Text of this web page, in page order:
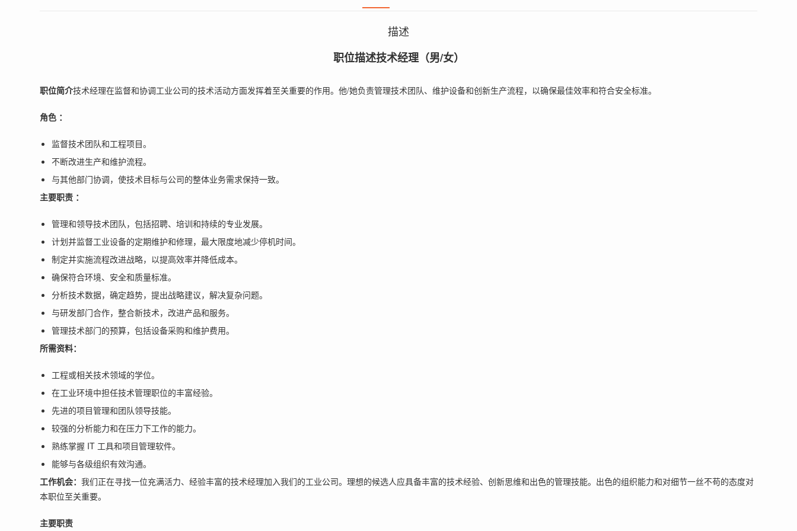
描述
职位描述技术经理（男/女）
职位简介技术经理在监督和协调工业公司的技术活动方面发挥着至关重要的作用。他/她负责管理技术团队、维护设备和创新生产流程，以确保最佳效率和符合安全标准。
角色 ：
监督技术团队和工程项目。
不断改进生产和维护流程。
与其他部门协调，使技术目标与公司的整体业务需求保持一致。
主要职责 ：
管理和领导技术团队，包括招聘、培训和持续的专业发展。
计划并监督工业设备的定期维护和修理，最大限度地减少停机时间。
制定并实施流程改进战略，以提高效率并降低成本。
确保符合环境、安全和质量标准。
分析技术数据，确定趋势，提出战略建议，解决复杂问题。
与研发部门合作，整合新技术，改进产品和服务。
管理技术部门的预算，包括设备采购和维护费用。
所需资料：
工程或相关技术领域的学位。
在工业环境中担任技术管理职位的丰富经验。
先进的项目管理和团队领导技能。
较强的分析能力和在压力下工作的能力。
熟练掌握 IT 工具和项目管理软件。
能够与各级组织有效沟通。
工作机会：我们正在寻找一位充满活力、经验丰富的技术经理加入我们的工业公司。理想的候选人应具备丰富的技术经验、创新思维和出色的管理技能。出色的组织能力和对细节一丝不苟的态度对
本职位至关重要。
主要职责